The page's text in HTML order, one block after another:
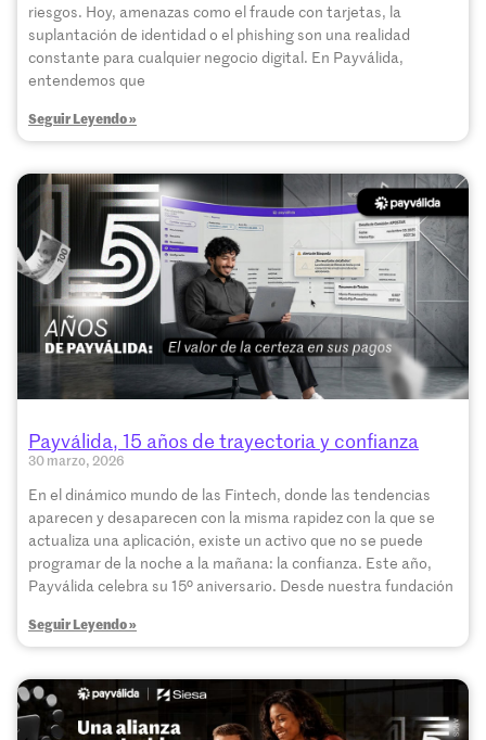
riesgos. Hoy, amenazas como el fraude con tarjetas, la
suplantación de identidad o el phishing son una realidad
constante para cualquier negocio digital. En Payválida,
entendemos que
Seguir Leyendo »
Payválida, 15 años de trayectoria y confianza
30 marzo, 2026
En el dinámico mundo de las Fintech, donde las tendencias
aparecen y desaparecen con la misma rapidez con la que se
actualiza una aplicación, existe un activo que no se puede
programar de la noche a la mañana: la confianza. Este año,
Payválida celebra su 15º aniversario. Desde nuestra fundación
Seguir Leyendo »